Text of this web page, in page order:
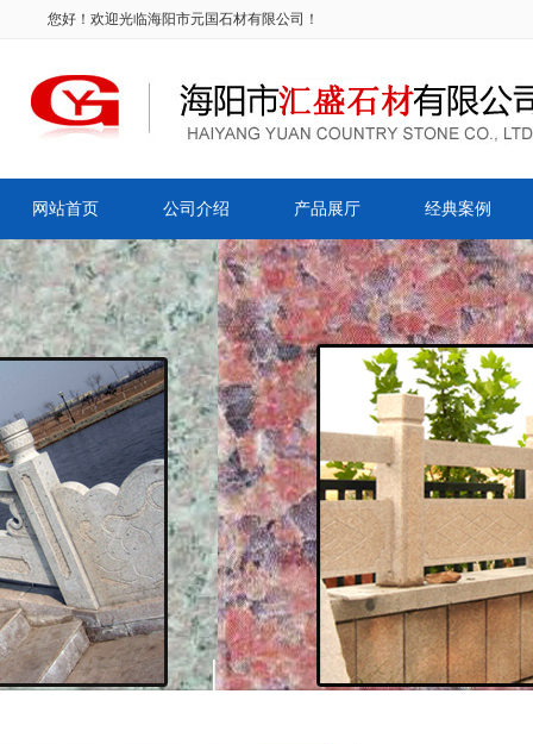
您好！欢迎光临海阳市元国石材有限公司！
网站首页 公司介绍 产品展厅 经典案例